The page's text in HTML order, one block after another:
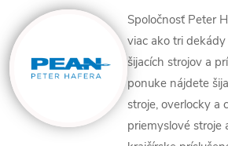
Spoločnosť Peter
viac ako tri
šijacích strojov a
ponuke nájdete
stroje, overlocky a
priemyslové stroje